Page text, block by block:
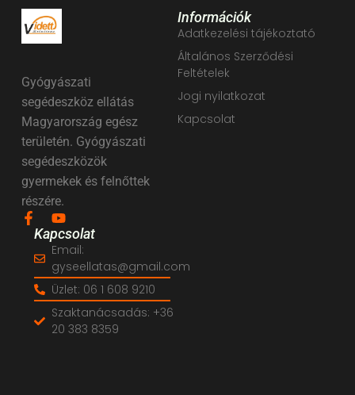
Gyógyászati
segédeszköz ellátás
Magyarország egész
területén. Gyógyászati
segédeszközök
gyermekek és felnőttek
részére.
Információk
Adatkezelési tájékoztató
Általános Szerződési
Feltételek
Jogi nyilatkozat
Kapcsolat
Kapcsolat
Email:
gyseellatas@gmail.com
Üzlet: 06 1 608 9210
Szaktanácsadás: +36
20 383 8359